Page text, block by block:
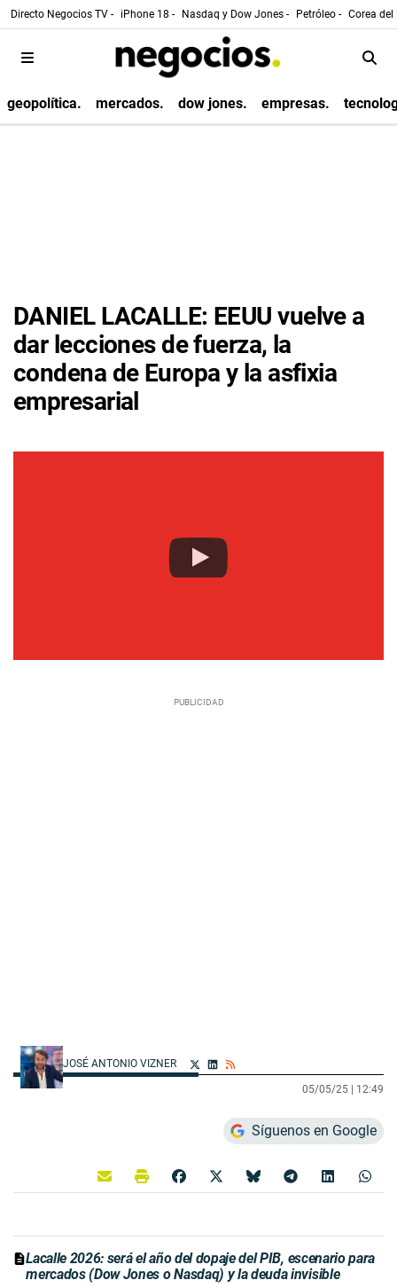
Directo Negocios TV - iPhone 18 - Nasdaq y Dow Jones - Petróleo - Corea
geopolítica. mercados. dow jones. empresas.
DANIEL LACALLE: EEUU vuelve a
dar lecciones de fuerza, la
condena de Europa y la asfixia
empresarial
JOSÉ ANTONIO VIZNER
05/05/25 | 12:49
Síguenos en Google
Lacalle 2026: será el año del dopaje del PIB, escenario para
mercados (Dow Jones o Nasdaq) y la deuda invisible